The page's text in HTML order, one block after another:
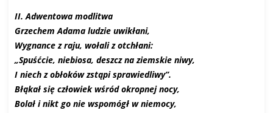
II. Adwentowa modlitwa
Grzechem Adama ludzie uwikłani,
Wygnance z raju, wołali z otchłani:
„Spuśćcie, niebiosa, deszcz na ziemskie niwy,
I niech z obłoków zstąpi sprawiedliwy”.
Błąkał się człowiek wśród okropnej nocy,
Bolał i nikt go nie wspomógł w niemocy,